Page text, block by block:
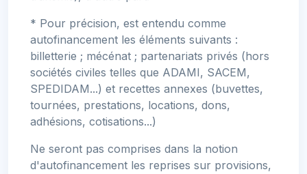
* Pour précision, est entendu comme
autofinancement les éléments suivants :
billetterie ; mécénat ; partenariats privés (hors
sociétés civiles telles que ADAMI, SACEM,
SPEDIDAM...) et recettes annexes (buvettes,
tournées, prestations, locations, dons,
adhésions, cotisations...)
Ne seront pas comprises dans la notion
d'autofinancement les reprises sur provisions,